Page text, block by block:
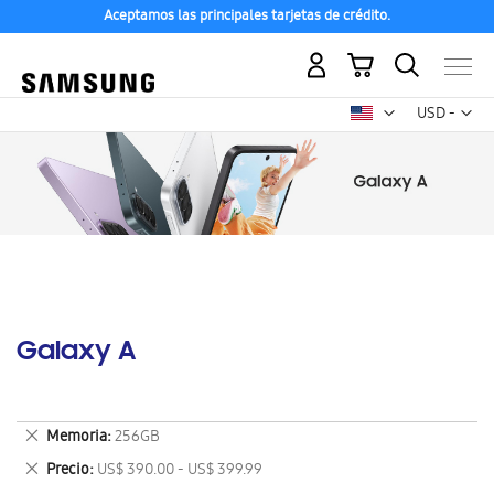
Aceptamos las principales tarjetas de crédito.
USD -
dólar
Mi carrito
Galaxy A
Memoria 256GB
Eliminar
este
artículo
Precio US$ 390.00 - US$ 399.99
Eliminar